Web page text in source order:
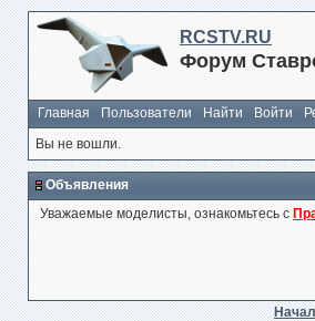
RCSTV.RU
Форум
Главная Пользователи Найти Войти
Вы не вошли.
Объявления
Уважаемые моделисты, ознакомьтесь с